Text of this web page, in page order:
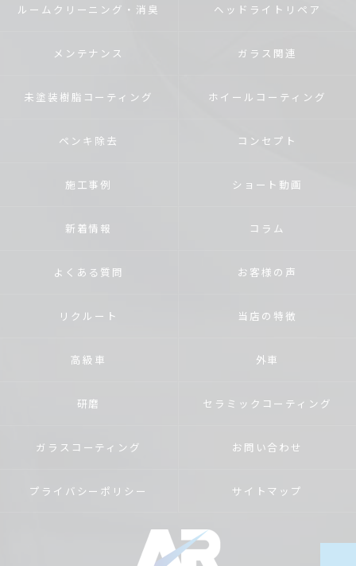
ルームクリーニング・消臭 ヘッドライトリペア
メンテナンス ガラス関連
未塗装樹脂コーティング ホイールコーティング
ペンキ除去 コンセプト
施工事例 ショート動画
新着情報 コラム
よくある質問 お客様の声
リクルート 当店の特徴
高級車 外車
研磨 セラミックコーティング
ガラスコーティング お問い合わせ
プライバシーポリシー サイトマップ